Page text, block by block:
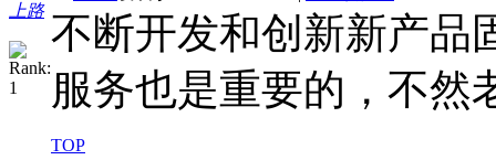
上路 不断开发和创新新产品
服务也是重要的，不然
TOP